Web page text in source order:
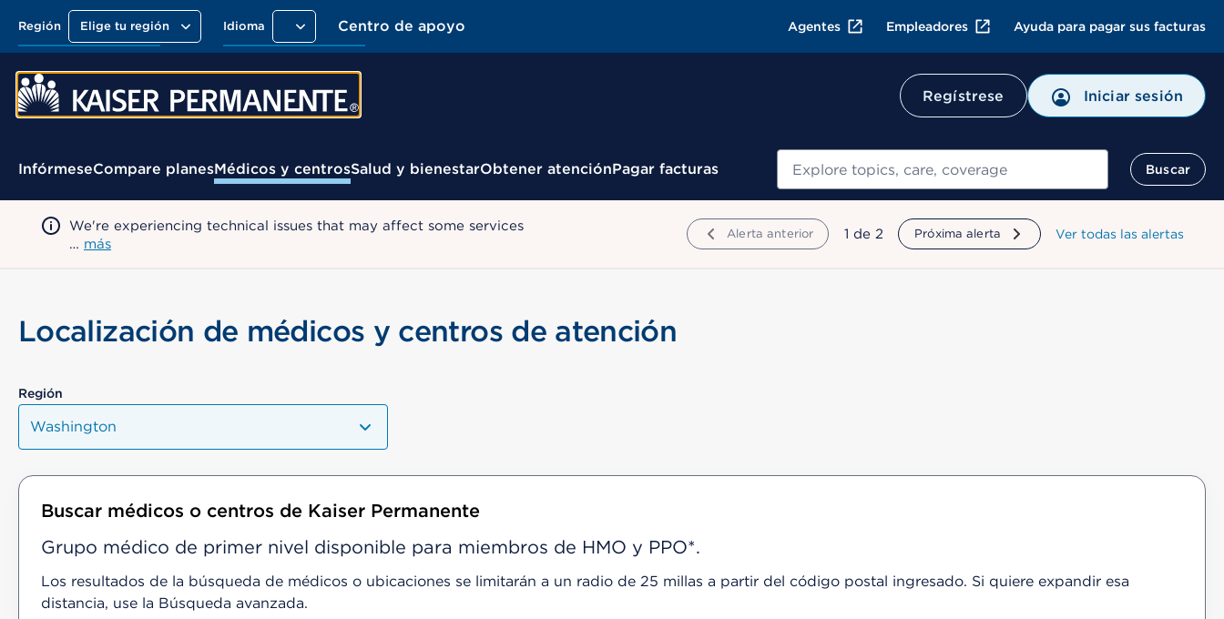
Región Elige tu región Idioma Centro de apoyo Agentes Empleadores Ayuda para pagar sus facturas
Regístrese Iniciar sesión
Menú contextual
InfórmeseCompare planesMédicos y centrosSalud y bienestarObtener atenciónPagar facturas Buscar
Buscar
We're experiencing technical issues that may affect some services
… más
Alerta anterior mostrando
1 de 2 Próxima alerta Ver todas las alertas
Localización de médicos y centros de atención
Región
Washington
Buscar médicos o centros de Kaiser Permanente
Grupo médico de primer nivel disponible para miembros de HMO y PPO*.
Los resultados de la búsqueda de médicos o ubicaciones se limitarán a un radio de 25 millas a partir del código postal ingresado. Si quiere expandir esa
distancia, use la Búsqueda avanzada.